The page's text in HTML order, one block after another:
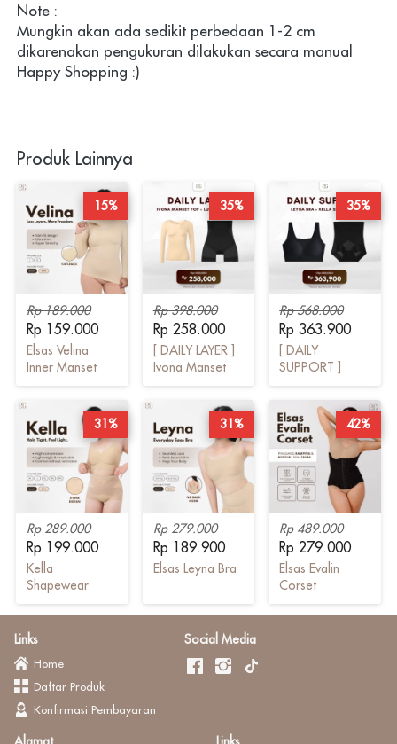
Note :
Mungkin akan ada sedikit perbedaan 1-2 cm
dikarenakan pengukuran dilakukan secara manual
Happy Shopping :)
Produk Lainnya
Rp 189.000
Rp 159.000
Elsas Velina
Inner Manset
15%
Rp 398.000
Rp 258.000
[ DAILY LAYER ]
Ivona Manset
Shapewear
35%
Rp 568.000
Rp 363.900
[ DAILY
SUPPORT ]
Shapewear
35%
Rp 289.000
Rp 199.000
Kella
Shapewear
31%
Rp 279.000
Rp 189.900
Elsas Leyna Bra
31%
Rp 489.000
Rp 279.000
Elsas Evalin
Corset
42%
Links
Home
Daftar Produk
Konfirmasi Pembayaran
Social Media